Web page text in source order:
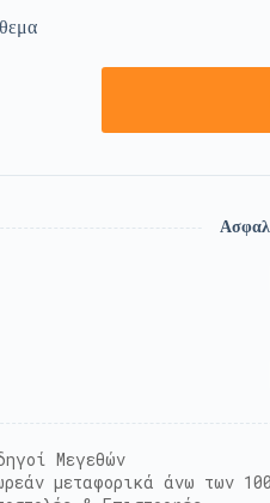
Μεγεθών
μεταφορικά άνω των